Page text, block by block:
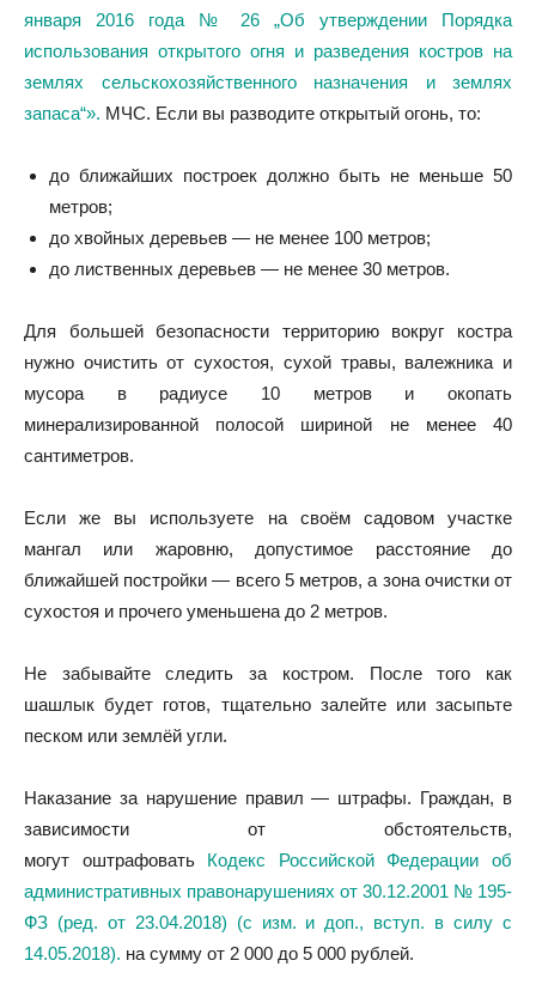
января 2016 года № 26 „Об утверждении Порядка
использования открытого огня и разведения костров на
землях сельскохозяйственного назначения и землях
запаса“». МЧС. Если вы разводите открытый огонь, то:
до ближайших построек должно быть не меньше 50
метров;
до хвойных деревьев — не менее 100 метров;
до лиственных деревьев — не менее 30 метров.
Для большей безопасности территорию вокруг костра
нужно очистить от сухостоя, сухой травы, валежника и
мусора в радиусе 10 метров и окопать
минерализированной полосой шириной не менее 40
сантиметров.
Если же вы используете на своём садовом участке
мангал или жаровню, допустимое расстояние до
ближайшей постройки — всего 5 метров, а зона очистки от
сухостоя и прочего уменьшена до 2 метров.
Не забывайте следить за костром. После того как
шашлык будет готов, тщательно залейте или засыпьте
песком или землёй угли.
Наказание за нарушение правил — штрафы. Граждан, в
зависимости от обстоятельств,
могут оштрафовать Кодекс Российской Федерации об
административных правонарушениях от 30.12.2001 № 195-
ФЗ (ред. от 23.04.2018) (с изм. и доп., вступ. в силу с
14.05.2018). на сумму от 2 000 до 5 000 рублей.